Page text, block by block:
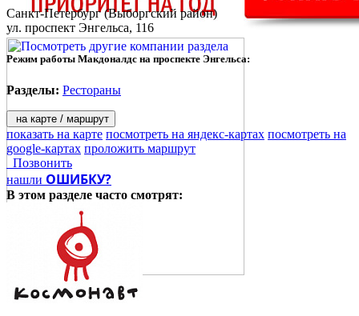
Санкт-Петербург(Выборгский район)
ул. проспект Энгельса, 116
Режим работы Макдоналдс на проспекте Энгельса:
Разделы: Рестораны
на карте / маршрут
показать на карте посмотреть на яндекс-картах посмотреть на
google-картах проложить маршрут
Позвонить
нашли ОШИБКУ?
В этом разделе часто смотрят: